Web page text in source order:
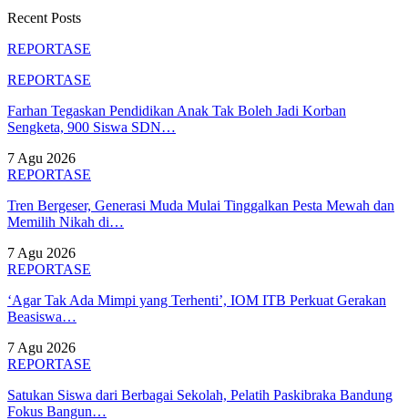
Recent Posts
REPORTASE
REPORTASE
Farhan Tegaskan Pendidikan Anak Tak Boleh Jadi Korban
Sengketa, 900 Siswa SDN…
7 Agu 2026
REPORTASE
Tren Bergeser, Generasi Muda Mulai Tinggalkan Pesta Mewah dan
Memilih Nikah di…
7 Agu 2026
REPORTASE
‘Agar Tak Ada Mimpi yang Terhenti’, IOM ITB Perkuat Gerakan
Beasiswa…
7 Agu 2026
REPORTASE
Satukan Siswa dari Berbagai Sekolah, Pelatih Paskibraka Bandung
Fokus Bangun…